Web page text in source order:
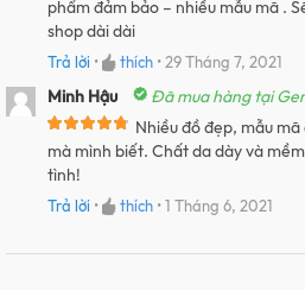
phẩm đảm bảo – nhiều mẫu mã .
shop dài dài
Trả lời • thích •29 Tháng 7, 2021
Minh Hậu
Đã mua hàng tại
Nhiều đồ đẹp, mẫu
mà mình biết. Chất da dày và
tình!
Trả lời • thích •1 Tháng 6, 2021